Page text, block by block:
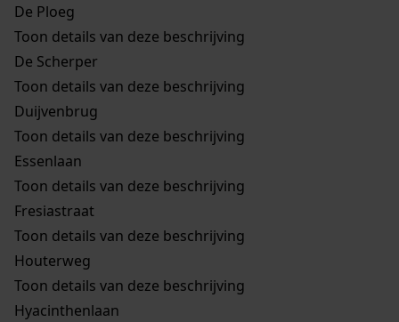
De Ploeg
Toon details van deze beschrijving
De Scherper
Toon details van deze beschrijving
Duijvenbrug
Toon details van deze beschrijving
Essenlaan
Toon details van deze beschrijving
Fresiastraat
Toon details van deze beschrijving
Houterweg
Toon details van deze beschrijving
Hyacinthenlaan